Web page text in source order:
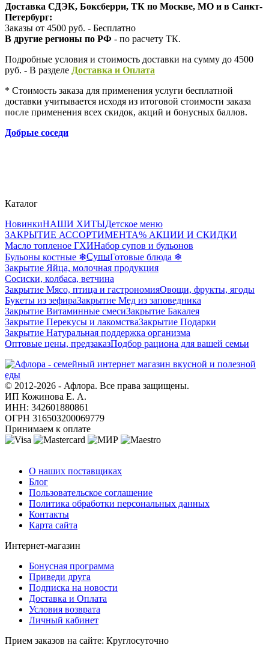
Доставка СДЭК, Боксберри, ТК по Москве, МО и в Санкт-
Петербург:
Заказы от 4500 руб. - Бесплатно
В другие регионы по РФ - по расчету ТК.
Подробные условия и стоимость доставки на сумму до 4500
руб. - В разделе Доставка и Оплата
* Стоимость заказа для применения услуги бесплатной
доставки учитывается исходя из итоговой стоимости заказа
после применения всех скидок, акций и бонусных баллов.
Добрые соседи
Каталог
НовинкиНАШИ ХИТЫДетское меню
ЗАКРЫТИЕ АССОРТИМЕНТА% АКЦИИ И СКИДКИ
Масло топленое ГХИНабор супов и бульонов
Бульоны костные ❄СупыГотовые блюда ❄
Закрытие Яйца, молочная продукция
Сосиски, колбаса, ветчина
Закрытие Мясо, птица и гастрономияОвощи, фрукты, ягоды
Букеты из зефираЗакрытие Мед из заповедника
Закрытие Витаминные смесиЗакрытие Бакалея
Закрытие Перекусы и лакомстваЗакрытие Подарки
Закрытие Натуральная поддержка организма
Оптовые цены, предзаказПодбор рациона для вашей семьи
© 2012-2026 - Афлора. Все права защищены.
ИП Кожинова Е. А.
ИНН: 342601880861
ОГРН 316503200069779
Принимаем к оплате
О наших поставщиках
Блог
Пользовательское соглашение
Политика обработки персональных данных
Контакты
Карта сайта
Интернет-магазин
Бонусная программа
Приведи друга
Подписка на новости
Доставка и Оплата
Условия возврата
Личный кабинет
Прием заказов на сайте: Круглосуточно